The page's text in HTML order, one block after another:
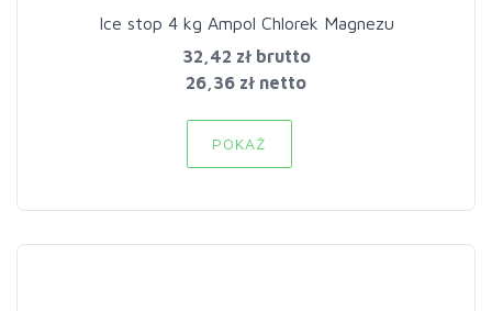
Ice stop 4 kg Ampol Chlorek Magnezu
32,42 złbrutto
26,36 zł netto
POKAŻ